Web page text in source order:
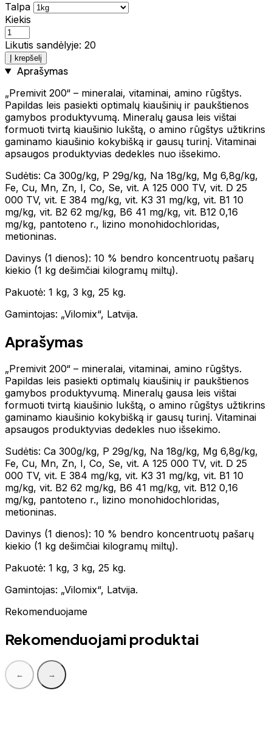
Talpa
Kiekis
Likutis sandėlyje: 20
Į krepšelį
Aprašymas
„Premivit 200“ – mineralai, vitaminai, amino rūgštys.
Papildas leis pasiekti optimalų kiaušinių ir paukštienos
gamybos produktyvumą. Mineralų gausa leis vištai
formuoti tvirtą kiaušinio lukštą, o amino rūgštys užtikrins
gaminamo kiaušinio kokybišką ir gausų turinį. Vitaminai
apsaugos produktyvias dedekles nuo išsekimo.
Sudėtis: Ca 300g/kg, P 29g/kg, Na 18g/kg, Mg 6,8g/kg,
Fe, Cu, Mn, Zn, I, Co, Se, vit. A 125 000 TV, vit. D 25
000 TV, vit. E 384 mg/kg, vit. K3 31 mg/kg, vit. B1 10
mg/kg, vit. B2 62 mg/kg, B6 41 mg/kg, vit. B12 0,16
mg/kg, pantoteno r., lizino monohidochloridas,
metioninas.
Davinys (1 dienos): 10 % bendro koncentruotų pašarų
kiekio (1 kg dešimčiai kilogramų miltų).
Pakuotė: 1 kg, 3 kg, 25 kg.
Gamintojas: „Vilomix“, Latvija.
Aprašymas
„Premivit 200“ – mineralai, vitaminai, amino rūgštys.
Papildas leis pasiekti optimalų kiaušinių ir paukštienos
gamybos produktyvumą. Mineralų gausa leis vištai
formuoti tvirtą kiaušinio lukštą, o amino rūgštys užtikrins
gaminamo kiaušinio kokybišką ir gausų turinį. Vitaminai
apsaugos produktyvias dedekles nuo išsekimo.
Sudėtis: Ca 300g/kg, P 29g/kg, Na 18g/kg, Mg 6,8g/kg,
Fe, Cu, Mn, Zn, I, Co, Se, vit. A 125 000 TV, vit. D 25
000 TV, vit. E 384 mg/kg, vit. K3 31 mg/kg, vit. B1 10
mg/kg, vit. B2 62 mg/kg, B6 41 mg/kg, vit. B12 0,16
mg/kg, pantoteno r., lizino monohidochloridas,
metioninas.
Davinys (1 dienos): 10 % bendro koncentruotų pašarų
kiekio (1 kg dešimčiai kilogramų miltų).
Pakuotė: 1 kg, 3 kg, 25 kg.
Gamintojas: „Vilomix“, Latvija.
Rekomenduojame
Rekomenduojami produktai
← →